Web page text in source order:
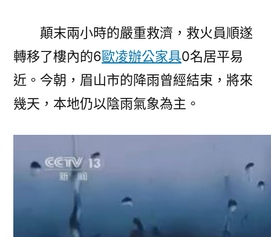
顛末兩小時的嚴重救濟，救火員順遂
轉移了樓內的6歐凌辦公家具0名居平易
近。今朝，眉山市的降雨曾經結束，將來
幾天，本地仍以陰雨氣象為主。